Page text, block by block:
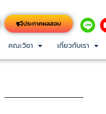
ประกาศผลสอบ
คณะวิชา เกี่ยวกับเรา